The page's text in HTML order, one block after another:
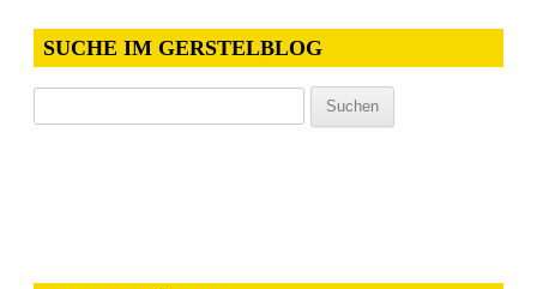
SUCHE IM GERSTELBLOG